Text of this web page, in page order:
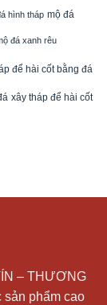
hình tháp mộ đá
đá xanh rêu
để hài cốt bằng đá
xây tháp để hài cốt
– THƯƠNG
sản phẩm cao